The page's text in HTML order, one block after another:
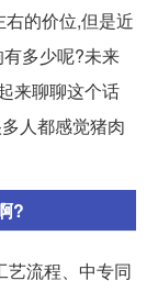
的价位,但是近
多少呢?未来
来聊聊这个话
人都感觉猪肉
?
艺流程、中专同